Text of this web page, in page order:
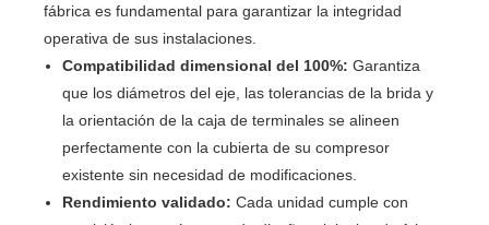
fábrica es fundamental para garantizar la integridad
operativa de sus instalaciones.
Compatibilidad dimensional del 100%: Garantiza
que los diámetros del eje, las tolerancias de la brida y
la orientación de la caja de terminales se alineen
perfectamente con la cubierta de su compresor
existente sin necesidad de modificaciones.
Rendimiento validado: Cada unidad cumple con